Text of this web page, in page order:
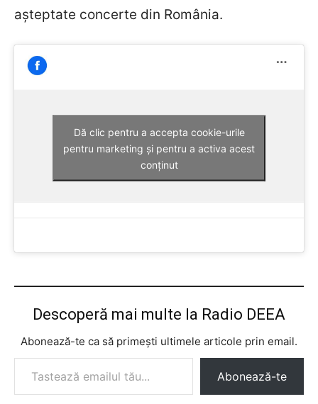
așteptate concerte din România.
Dă clic pentru a accepta cookie-urile
pentru marketing și pentru a activa acest
conținut
Descoperă mai multe la Radio DEEA
Abonează-te ca să primești ultimele articole prin email.
Tastează emailul tău...
Abonează-te